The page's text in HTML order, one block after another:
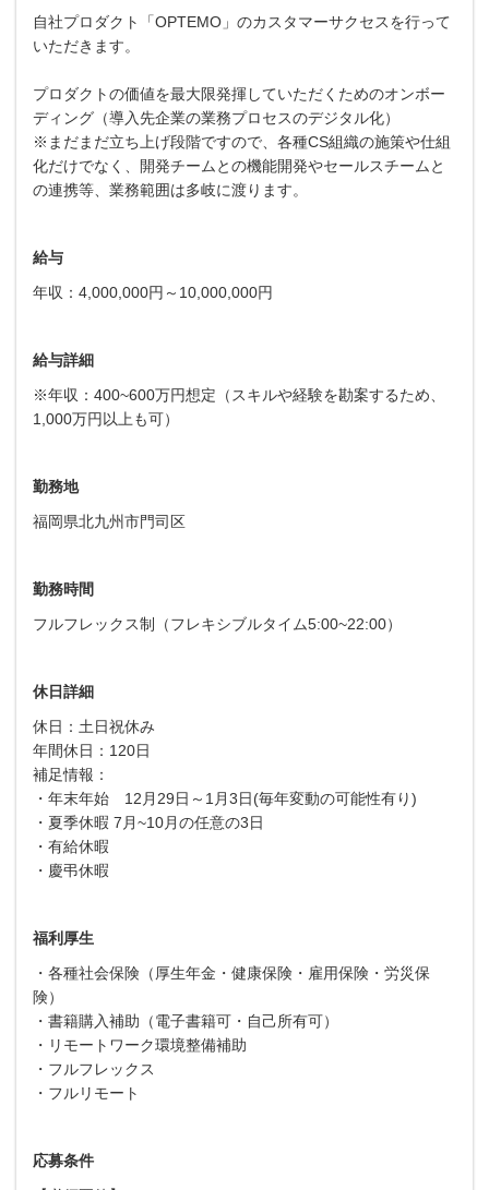
自社プロダクト「OPTEMO」のカスタマーサクセスを行って
いただきます。
プロダクトの価値を最大限発揮していただくためのオンボー
ディング（導入先企業の業務プロセスのデジタル化）
※まだまだ立ち上げ段階ですので、各種CS組織の施策や仕組
化だけでなく、開発チームとの機能開発やセールスチームと
の連携等、業務範囲は多岐に渡ります。
給与
年収：4,000,000円～10,000,000円
給与詳細
※年収：400~600万円想定（スキルや経験を勘案するため、
1,000万円以上も可）
勤務地
福岡県北九州市門司区
勤務時間
フルフレックス制（フレキシブルタイム5:00~22:00）
休日詳細
休日：土日祝休み
年間休日：120日
補足情報：
・年末年始 12月29日～1月3日(毎年変動の可能性有り)
・夏季休暇 7月~10月の任意の3日
・有給休暇
・慶弔休暇
福利厚生
・各種社会保険（厚生年金・健康保険・雇用保険・労災保
険）
・書籍購入補助（電子書籍可・自己所有可）
・リモートワーク環境整備補助
・フルフレックス
・フルリモート
応募条件